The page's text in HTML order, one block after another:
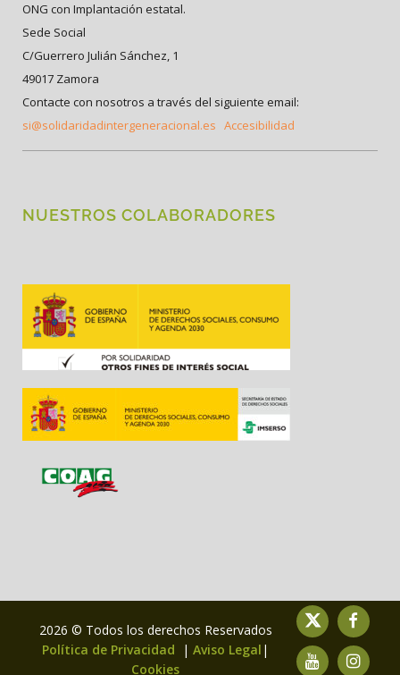
ONG con Implantación estatal.
Sede Social
C/Guerrero Julián Sánchez, 1
49017 Zamora
Contacte con nosotros a través del siguiente email:
si@solidaridadintergeneracional.es Accesibilidad
NUESTROS COLABORADORES
2026 © Todos los derechos Reservados
Política de Privacidad
| Aviso Legal |
Cookies